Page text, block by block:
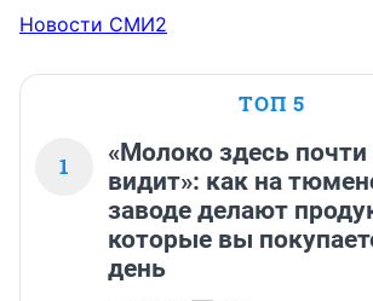
Новости СМИ2
ТОП 5
1
«Молоко здесь почти
видит»: как на
заводе делают
которые вы
день